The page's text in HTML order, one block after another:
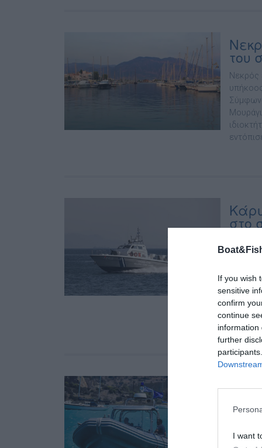
If you wish
sensitive
confirm
continue
information
further
I want
του
Νεκρός
στο
οποίο
του […]